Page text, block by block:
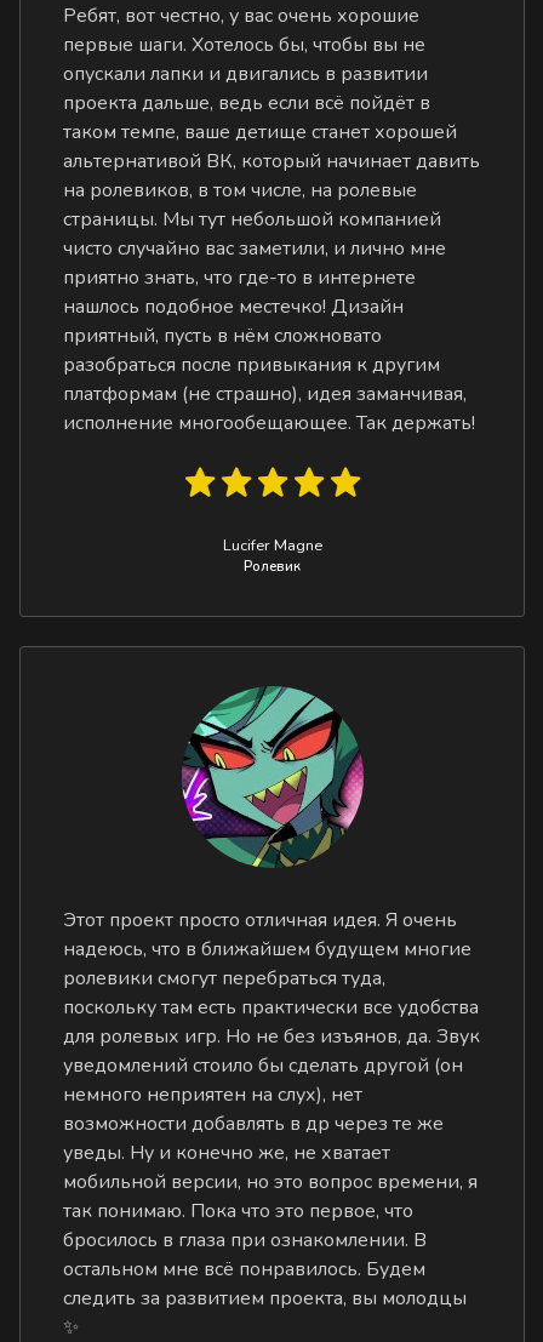
Ребят, вот честно, у вас очень хорошие
первые шаги. Хотелось бы, чтобы вы не
опускали лапки и двигались в развитии
проекта дальше, ведь если всё пойдёт в
таком темпе, ваше детище станет хорошей
альтернативой ВК, который начинает давить
на ролевиков, в том числе, на ролевые
страницы. Мы тут небольшой компанией
чисто случайно вас заметили, и лично мне
приятно знать, что где-то в интернете
нашлось подобное местечко! Дизайн
приятный, пусть в нём сложновато
разобраться после привыкания к другим
платформам (не страшно), идея заманчивая,
исполнение многообещающее. Так держать!
Lucifer Magne
Ролевик
Этот проект просто отличная идея. Я очень
надеюсь, что в ближайшем будущем многие
ролевики смогут перебраться туда,
поскольку там есть практически все удобства
для ролевых игр. Но не без изъянов, да. Звук
уведомлений стоило бы сделать другой (он
немного неприятен на слух), нет
возможности добавлять в др через те же
уведы. Ну и конечно же, не хватает
мобильной версии, но это вопрос времени, я
так понимаю. Пока что это первое, что
бросилось в глаза при ознакомлении. В
остальном мне всё понравилось. Будем
следить за развитием проекта, вы молодцы
✨